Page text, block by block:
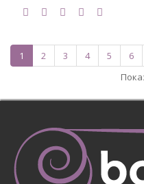
1 2 3 4 5 6